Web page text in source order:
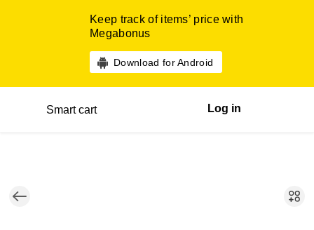
Keep track of items’ price with
Megabonus
Download for Android
Smart cart Log in